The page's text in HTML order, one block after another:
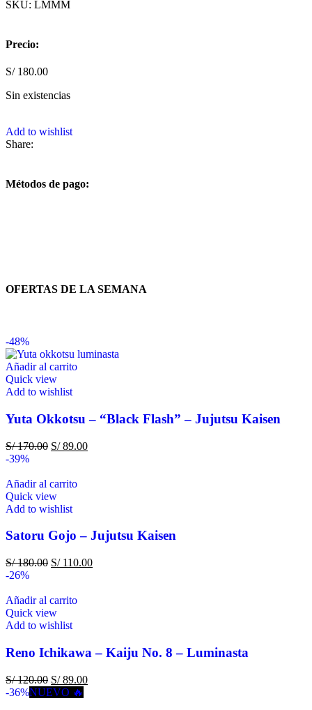
SKU: LMMM
Precio:
S/180.00
Sin existencias
Add to wishlist
Share:
Métodos de pago:
OFERTAS DE LA SEMANA
-48%
Añadir al carrito
Quick view
Add to wishlist
Yuta Okkotsu – “Black Flash” – Jujutsu Kaisen
S/170.00 S/89.00
-39%
Añadir al carrito
Quick view
Add to wishlist
Satoru Gojo – Jujutsu Kaisen
S/180.00 S/110.00
-26%
Añadir al carrito
Quick view
Add to wishlist
Reno Ichikawa – Kaiju No. 8 – Luminasta
S/120.00 S/89.00
-36%NUEVO 🔥